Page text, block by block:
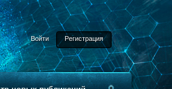
Войти Регистрация